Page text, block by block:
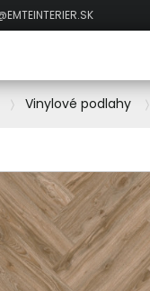
Vinylové podlahy